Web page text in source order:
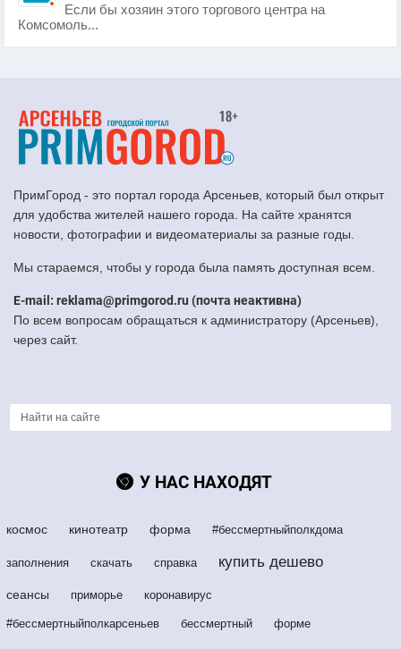
Если бы хозяин этого торгового центра на
Комсомоль...
ПримГород - это портал города Арсеньев, который был открыт
для удобства жителей нашего города. На сайте хранятся
новости, фотографии и видеоматериалы за разные годы.
Мы стараемся, чтобы у города была память доступная всем.
E-mail: reklama@primgorod.ru (почта неактивна)
По всем вопросам обращаться к администратору (Арсеньев),
через сайт.
У НАС НАХОДЯТ
космос кинотеатр форма #бессмертныйполкдома
заполнения скачать справка купить дешево
сеансы приморье коронавирус
#бессмертныйполкарсеньев бессмертный форме